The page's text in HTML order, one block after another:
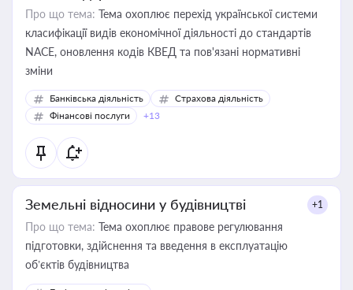
Про що тема: Тема охоплює перехід української системи
класифікації видів економічної діяльності до стандартів
NACE, оновлення кодів КВЕД та пов'язані нормативні
зміни
Банківська діяльність
Страхова діяльність
Фінансові послуги
+13
Земельні відносини у будівництві +1
Про що тема: Тема охоплює правове регулювання
підготовки, здійснення та введення в експлуатацію
об’єктів будівництва